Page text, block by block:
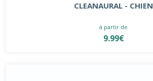
CLEANAURAL - CHIEN
à partir de
9.99€